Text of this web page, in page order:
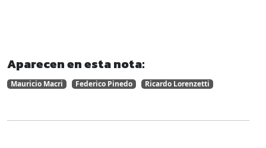
Aparecen en esta nota:
Mauricio Macri Federico Pinedo Ricardo Lorenzetti